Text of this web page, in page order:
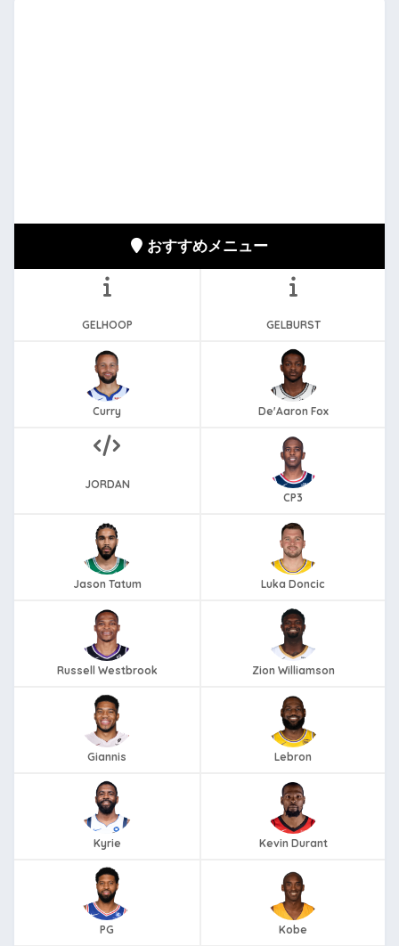
おすすめメニュー
GELHOOP GELBURST
Curry De'Aaron Fox
JORDAN
CP3
Jason Tatum Luka Doncic
Russell Westbrook Zion Williamson
Giannis Lebron
Kyrie Kevin Durant
PG Kobe